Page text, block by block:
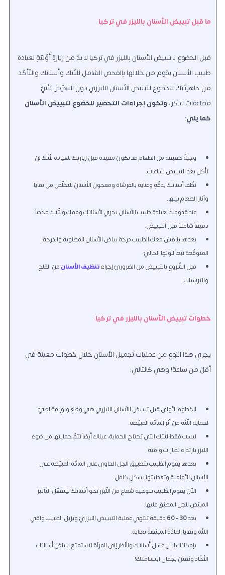
ما قبل تبييض الأسنان بالليزر في تركيا
قبل الخضوع لـ تبييض الأسنان بالليزر في تركيا لا بدّ من زيارةٍ أوّليّةٍ لعيادة
طبيب الأسنان يقوم من خلالها بالفحص الشامل للثّتك وأسنانك والتّأكّد
من جاهزيّتك للخضوع لتبييض الأسنان الليزري دون التعرّض لأيّ
مضاعفات تذكر، وتكون إجراءات التحضير للخضوع لتبييض الأسنان
كما يلي:
وجبةٌ خفيفة من الطعام قد تكون مفيدة قبل زيارتك للعيادة لأنّك لن
تأكل بعد التبييض لساعات.
نظّف أسنانك بدقّةٍ وعناية بالفرشاة ومعجون الأسنان للتخلّص من بقايا
وآثار الطعام بينها.
عند قدومك لعيادة طبيب الأسنان يجري لأسنانك وفمك ولثّتك فحصاً
دقيقاً شاملاً قبل التبييض.
بعدها يناقش معك الطبيب درجة بياض الأسنان المطلوبة والدرجة
المتوقّعة تبعاً للونها الحاليّ.
قبل الشّروع بالتبييض من الضروريّ إجراءتنظيف الأسنانمن القلح
والترسبات.
خطوات تبييض الأسنان بالليزر في تركيا
يجري هذا النوع من عمليات تجميل الأسنان خلال خطوات معينة في
أقلّ من ساعة! وهي كالتالي:
الخطوة الأولى قبل تبييض الأسنان الليزري هي وضع واقٍ مطّاطيّ
لحماية اللّثة من أثر المادّة المبيّضة.
ليست فقط لثّتك التي تحتاج للحماية، عيناك أيضاً تتمّ حمايتها من ضوء
الليزر بارتداء نظارات واقية.
بعدها يقوم الطّبيب بتطبيق الجل الحاوي على المادّة المبيّضة على
الأسنان الأمامية وتغطيتها بشكلٍ كامل.
الآن يقوم الطّبيب بتوجيه شعاعٍ من اللّيزر نحو أسنانك ليتفعّل التّأثير
المبيّض للجل المطبّق عليها.
بعد30 - 60
دقيقة تنتهي عملية التبييض الليزريّ ويزيل الطبيب واقي
اللثّة وبقايا المادّة المبيّضة بعناية.
بإمكانك الآن غسل أسنانك والنّظر إلى المرآة لتستمتع ببياض أسنانك
الأخّاذ وتُفتن بجمال ابتسامتك!